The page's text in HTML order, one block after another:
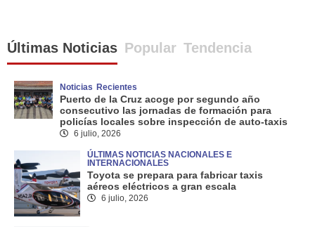
Últimas Noticias Popular Tendencia
Noticias Recientes
Puerto de la Cruz acoge por segundo año
consecutivo las jornadas de formación para
policías locales sobre inspección de auto-taxis
6 julio, 2026
ÚLTIMAS NOTICIAS NACIONALES E
INTERNACIONALES
Toyota se prepara para fabricar taxis
aéreos eléctricos a gran escala
6 julio, 2026